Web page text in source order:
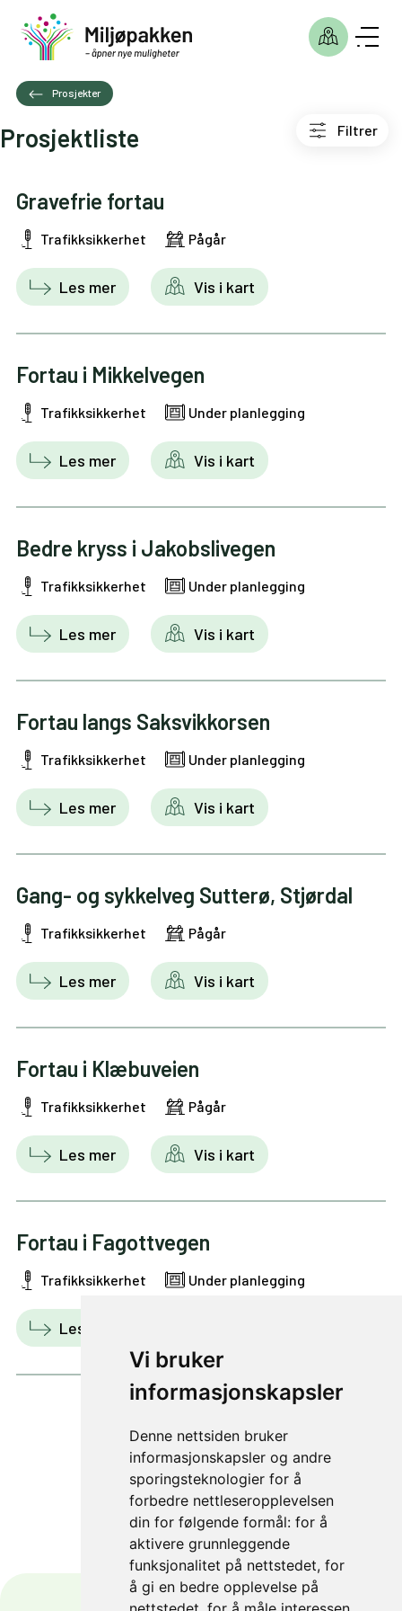
Vi bruker
informasjonskapsler
Denne nettsiden bruker
informasjonskapsler og andre
sporingsteknologier for å
forbedre nettleseropplevelsen
din for følgende formål: for å
aktivere grunnleggende
funksjonalitet på nettstedet, for
å gi en bedre opplevelse på
Prosjekter
Prosjektliste Filtrer
Gravefrie fortau
Trafikksikkerhet Pågår
Les mer Vis i kart
Fortau i Mikkelvegen
Trafikksikkerhet Under planlegging
Les mer Vis i kart
Bedre kryss i Jakobslivegen
Trafikksikkerhet Under planlegging
Les mer Vis i kart
Fortau langs Saksvikkorsen
Trafikksikkerhet Under planlegging
Les mer Vis i kart
Gang- og sykkelveg Sutterø, Stjørdal
Trafikksikkerhet Pågår
Les mer Vis i kart
Fortau i Klæbuveien
Trafikksikkerhet Pågår
Les mer Vis i kart
Fortau i Fagottvegen
Trafikksikkerhet Under planlegging
Les mer
1 av 3